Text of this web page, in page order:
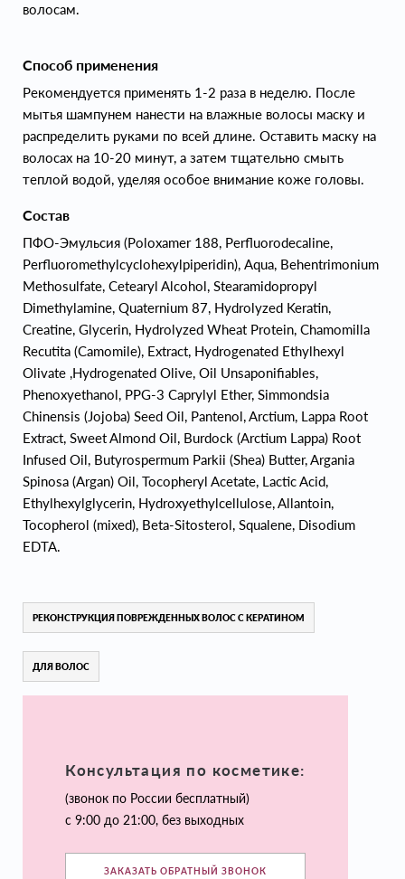
волосам.
Способ применения
Рекомендуется применять 1-2 раза в неделю. После
мытья шампунем нанести на влажные волосы маску и
распределить руками по всей длине. Оставить маску на
волосах на 10-20 минут, а затем тщательно смыть
теплой водой, уделяя особое внимание коже головы.
Состав
ПФО-Эмульсия (Poloxamer 188, Perfluorodecaline,
Perfluoromethylcyclohexylpiperidin), Aqua, Behentrimonium
Methosulfate, Cetearyl Alcohol, Stearamidopropyl
Dimethylamine, Quaternium 87, Hydrolyzed Keratin,
Creatine, Glycerin, Hydrolyzed Wheat Protein, Chamomilla
Recutita (Camomile), Extract, Hydrogenated Ethylhexyl
Olivate ,Hydrogenated Olive, Oil Unsaponifiables,
Phenoxyethanol, PPG-3 Caprylyl Ether, Simmondsia
Chinensis (Jojoba) Seed Oil, Pantenol, Arctium, Lappa Root
Extract, Sweet Almond Oil, Burdock (Arctium Lappa) Root
Infused Oil, Butyrospermum Parkii (Shea) Butter, Argania
Spinosa (Argan) Oil, Tocopheryl Acetate, Lactic Acid,
Ethylhexylglycerin, Hydroxyethylcellulose, Allantoin,
Tocopherol (mixed), Beta-Sitosterol, Squalene, Disodium
EDTA.
РЕКОНСТРУКЦИЯ ПОВРЕЖДЕННЫХ ВОЛОС С КЕРАТИНОМ
ДЛЯ ВОЛОС
Консультация по косметике:
(звонок по России бесплатный)
с 9:00 до 21:00, без выходных
ЗАКАЗАТЬ ОБРАТНЫЙ ЗВОНОК